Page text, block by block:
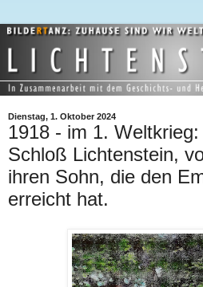
Dienstag, 1. Oktober 2024
1918 - im 1.
Schloß Lichtenstein,
ihren Sohn, die den
erreicht hat.